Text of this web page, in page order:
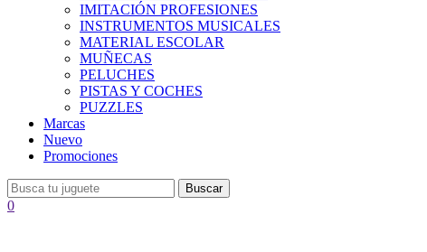
IMITACIÓN PROFESIONES
INSTRUMENTOS MUSICALES
MATERIAL ESCOLAR
MUÑECAS
PELUCHES
PISTAS Y COCHES
PUZZLES
Marcas
Nuevo
Promociones
Buscar
0